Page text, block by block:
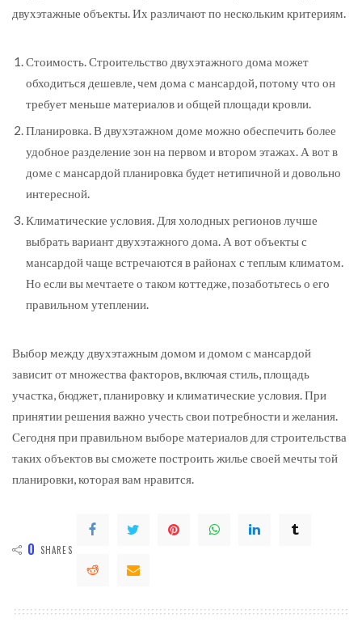
двухэтажные объекты. Их различают по нескольким критериям.
Стоимость. Строительство двухэтажного дома может
обходиться дешевле, чем дома с мансардой, потому что он
требует меньше материалов и общей площади кровли.
Планировка. В двухэтажном доме можно обеспечить более
удобное разделение зон на первом и втором этажах. А вот в
доме с мансардой планировка будет нетипичной и довольно
интересной.
Климатические условия. Для холодных регионов лучше
выбрать вариант двухэтажного дома. А вот объекты с
мансардой чаще встречаются в районах с теплым климатом.
Но если вы мечтаете о таком коттедже, позаботьтесь о его
правильном утеплении.
Выбор между двухэтажным домом и домом с мансардой
зависит от множества факторов, включая стиль, площадь
участка, бюджет, планировку и климатические условия. При
принятии решения важно учесть свои потребности и желания.
Сегодня при правильном выборе материалов для строительства
таких объектов вы сможете построить жилье своей мечты той
планировки, которая вам нравится.
0 SHARES